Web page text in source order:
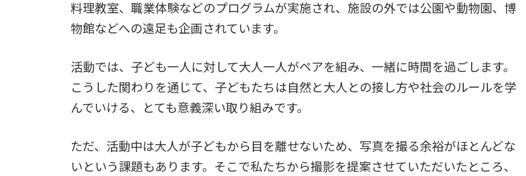
料理教室、職業体験などのプログラムが実施され、施設の外では公園や動物園、博
物館などへの遠足も企画されています。
活動では、子ども一人に対して大人一人がペアを組み、一緒に時間を過ごします。
こうした関わりを通じて、子どもたちは自然と大人との接し方や社会のルールを学
んでいける、とても意義深い取り組みです。
ただ、活動中は大人が子どもから目を離せないため、写真を撮る余裕がほとんどな
いという課題もあります。そこで私たちから撮影を提案させていただいたところ、